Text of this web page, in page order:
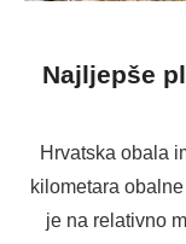
Najljepše
Hrvatska obala
kilometara
je na relativno